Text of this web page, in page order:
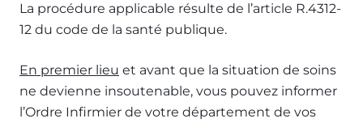
La procédure applicable résulte de l’article R.4312-
12 du code de la santé publique.
En premier lieu et avant que la situation de soins
ne devienne insoutenable, vous pouvez informer
l’Ordre Infirmier de votre département de vos